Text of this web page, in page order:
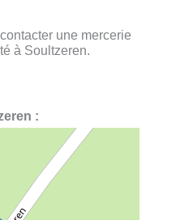
une mercerie
à Soultzeren.
: